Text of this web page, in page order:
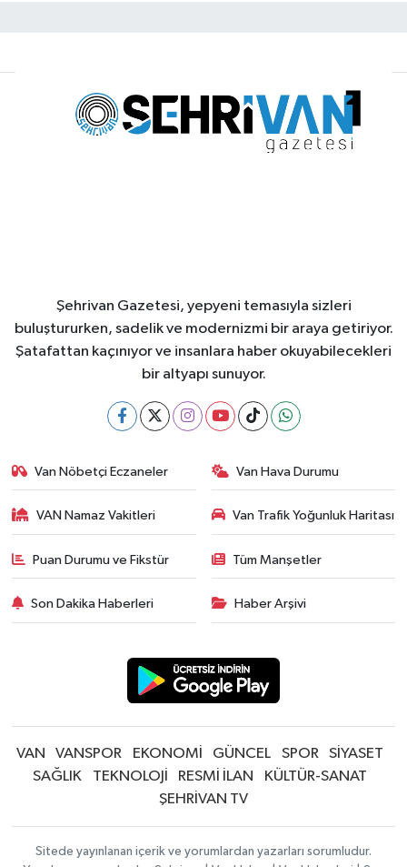
Şehrivan Gazetesi, yepyeni temasıyla sizleri
buluştururken, sadelik ve modernizmi bir araya getiriyor.
Şatafattan kaçınıyor ve insanlara haber okuyabilecekleri
bir altyapı sunuyor.
Van Nöbetçi Eczaneler Van Hava Durumu
VAN Namaz Vakitleri Van Trafik Yoğunluk Haritası
Puan Durumu ve Fikstür Tüm Manşetler
Son Dakika Haberleri Haber Arşivi
VAN VANSPOR EKONOMİ GÜNCEL SPOR
SİYASET
SAĞLIK
TEKNOLOJİ RESMİ İLAN
KÜLTÜR-SANAT
ŞEHRİVAN TV
Sitede yayınlanan içerik ve yorumlardan yazarları sorumludur.